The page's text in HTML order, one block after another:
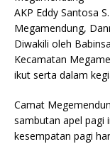
AKP Eddy Santosa
Megamendung,
Diwakili oleh
Kecamatan
ikut serta dalam
Camat
sambutan apel pagi
kesempatan pagi